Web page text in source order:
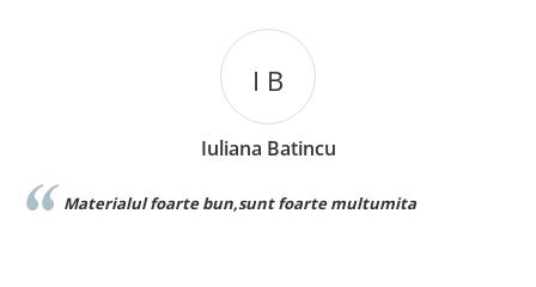
I B
Iuliana Batincu
Materialul foarte bun,sunt foarte multumita